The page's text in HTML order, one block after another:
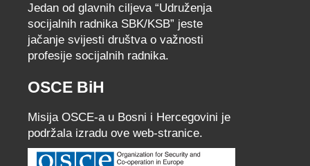
Jedan od glavnih ciljeva “Udruženja
socijalnih radnika SBK/KSB” jeste
jačanje svijesti društva o važnosti
profesije socijalnih radnika.
OSCE BiH
Misija OSCE-a u Bosni i Hercegovini je
podržala izradu ove web-stranice.